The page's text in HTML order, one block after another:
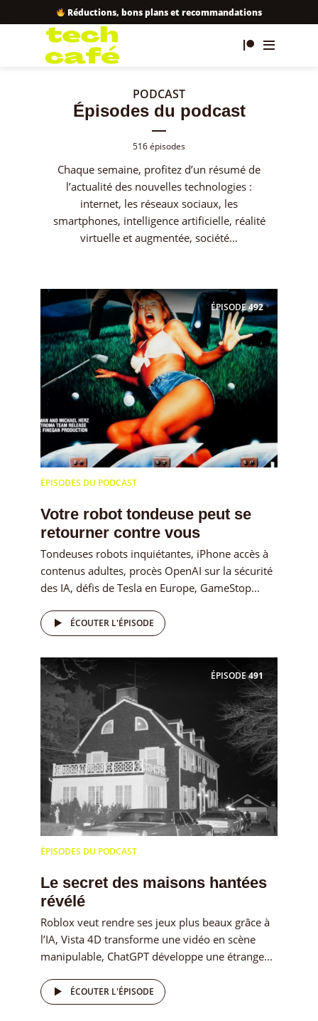
Réductions, bons plans et recommandations
PODCAST
Épisodes du podcast
516 épisodes
Chaque semaine, profitez d’un résumé de
l’actualité des nouvelles technologies :
internet, les réseaux sociaux, les
smartphones, intelligence artificielle, réalité
virtuelle et augmentée, société…
ÉPISODE492
ÉPISODES DU PODCAST
Votre robot tondeuse peut se
retourner contre vous
Tondeuses robots inquiétantes, iPhone accès à
contenus adultes, procès OpenAI sur la sécurité
des IA, défis de Tesla en Europe, GameStop...
ÉCOUTER L'ÉPISODE
ÉPISODE491
ÉPISODES DU PODCAST
Le secret des maisons hantées
révélé
Roblox veut rendre ses jeux plus beaux grâce à
l’IA, Vista 4D transforme une vidéo en scène
manipulable, ChatGPT développe une étrange...
ÉCOUTER L'ÉPISODE